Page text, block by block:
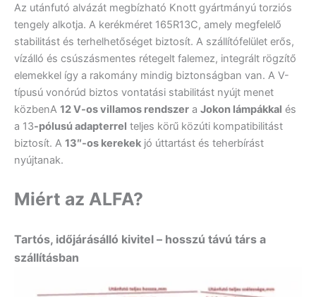
Az utánfutó alvázát megbízható Knott gyártmányú torziós
tengely alkotja. A kerékméret 165R13C, amely megfelelő
stabilitást és terhelhetőséget biztosít. A szállítófelület erős,
vízálló és csúszásmentes rétegelt falemez, integrált rögzítő
elemekkel így a rakomány mindig biztonságban van. A V-
típusú vonórúd biztos vontatási stabilitást nyújt menet
közbenA 12 V-os villamos rendszer a Jokon lámpákkal és
a 13-pólusú adapterrel teljes körű közúti kompatibilitást
biztosít. A 13″-os kerekek jó úttartást és teherbírást
nyújtanak.
Miért az ALFA?
Tartós, időjárásálló kivitel – hosszú távú társ a
szállításban